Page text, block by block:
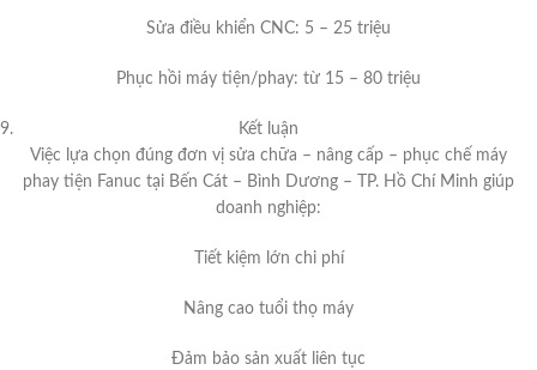
Sửa điều khiển CNC: 5 – 25 triệu
Phục hồi máy tiện/phay: từ 15 – 80 triệu
Kết luận
Việc lựa chọn đúng đơn vị sửa chữa – nâng cấp – phục chế máy
phay tiện Fanuc tại Bến Cát – Bình Dương – TP. Hồ Chí Minh giúp
doanh nghiệp:
Tiết kiệm lớn chi phí
Nâng cao tuổi thọ máy
Đảm bảo sản xuất liên tục